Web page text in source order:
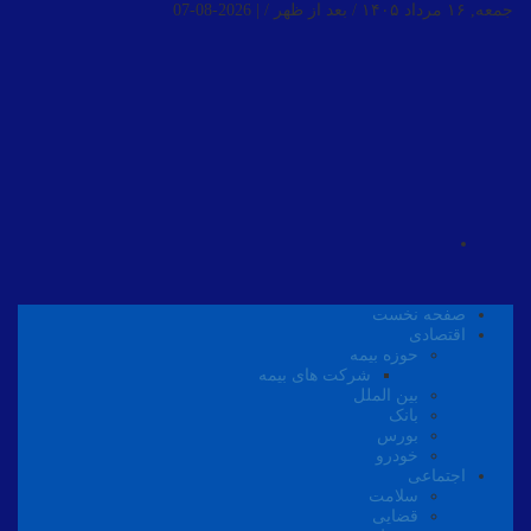
جمعه, ۱۶ مرداد ۱۴۰۵ / بعد از ظهر / 2026-08-07
صفحه نخست
اقتصادی
حوزه بیمه
شرکت های بیمه
بین الملل
بانک
بورس
خودرو
اجتماعی
سلامت
قضایی